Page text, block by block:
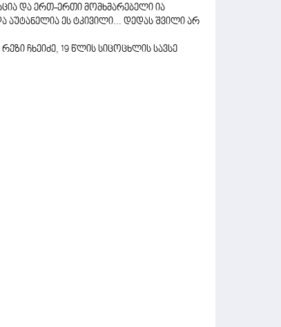
და ერთ-ერთი მომხმარებელი ია
აუტანელია ეს ტკივილი... დედას შვილი არ
ჩხეიძე, 19 წლის სიცოცხლის სავსე